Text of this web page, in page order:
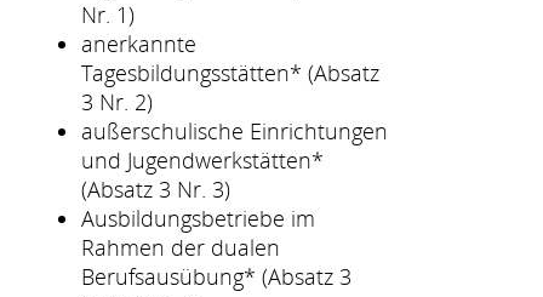
Nr. 1)
anerkannte
Tagesbildungsstätten* (Absatz
3 Nr. 2)
außerschulische Einrichtungen
und Jugendwerkstätten*
(Absatz 3 Nr. 3)
Ausbildungsbetriebe im
Rahmen der dualen
Berufsausübung* (Absatz 3